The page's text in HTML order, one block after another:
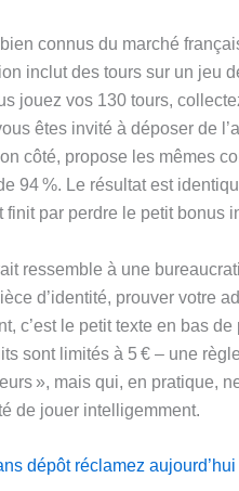
connus du marché
inclut des tours sur un jeu
jouez vos 130 tours,
êtes invité à déposer de
côté, propose les mêmes
94 %. Le résultat est
finit par perdre le petit bonus
ressemble à une
d’identité, prouver votre
c’est le petit texte en bas
sont limités à 5 € – une
», mais qui, en pratique,
de jouer intelligemment.
dépôt réclamez